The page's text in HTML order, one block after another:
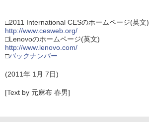
□2011 International CESのホームページ(英文)
http://www.cesweb.org/
□Lenovoのホームページ(英文)
http://www.lenovo.com/
□バックナンバー
(2011年 1月 7日)
[Text by 元麻布 春男]